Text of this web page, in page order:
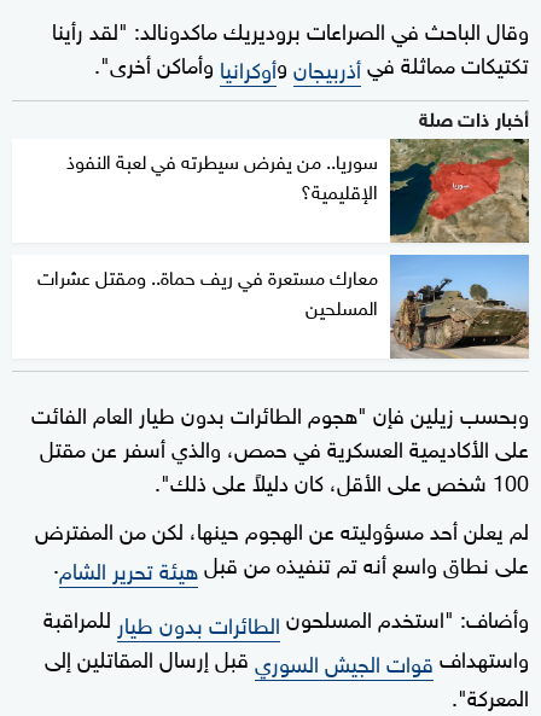
وقال الباحث في الصراعات بروديريك ماكدونالد: "لقد رأينا
تكتيكات مماثلة فيأذربيجانوأوكرانيا وأماكن أخرى".
أخبار ذات صلة
سوريا.. من يفرض سيطرته في لعبة النفوذ
الإقليمية؟
معارك مستعرة في ريف حماة.. ومقتل عشرات
المسلحين
وبحسب زيلين فإن "هجوم الطائرات بدون طيار العام الفائت
على الأكاديمية العسكرية في حمص، والذي أسفر عن مقتل
100 شخص على الأقل، كان دليلاً على ذلك".
لم يعلن أحد مسؤوليته عن الهجوم حينها، لكن من المفترض
على نطاق واسع أنه تم تنفيذه من قبلهيئة تحرير الشام.
وأضاف: "استخدم المسلحونالطائرات بدون طيار للمراقبة
واستهدافقوات الجيش السوريقبل إرسال المقاتلين إلى
المعركة".